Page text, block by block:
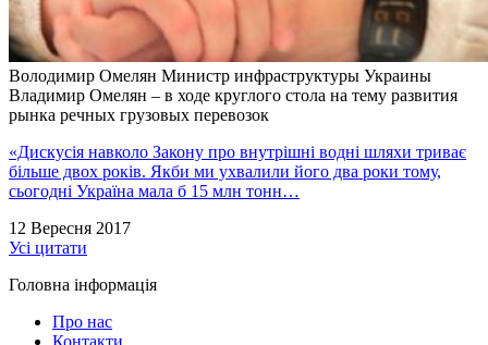
Володимир Омелян Министр инфраструктуры Украины
Владимир Омелян – в ходе круглого стола на тему развития
рынка речных грузовых перевозок
«Дискусія навколо Закону про внутрішні водні шляхи триває
більше двох років. Якби ми ухвалили його два роки тому,
сьогодні Україна мала б 15 млн тонн…
12 Вересня 2017
Усі цитати
Головна інформація
Про нас
Контакти